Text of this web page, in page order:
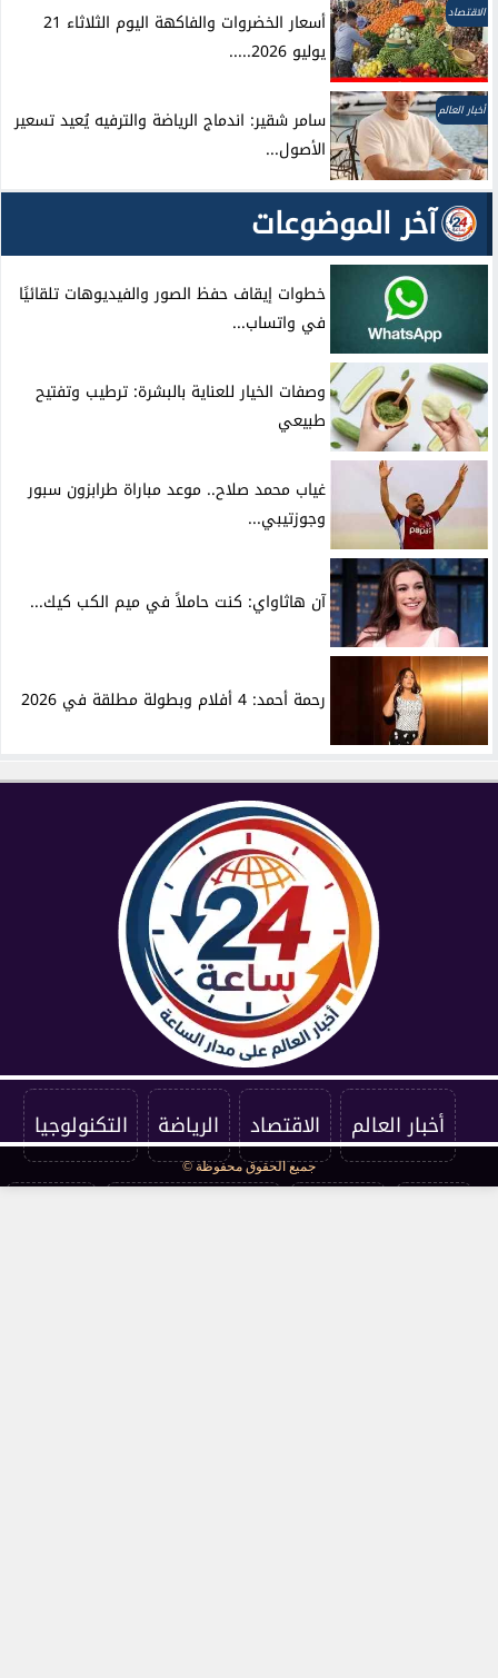
الاقتصاد
أسعار الخضروات والفاكهة اليوم الثلاثاء 21
يوليو 2026.....
أخبار العالم
سامر شقير: اندماج الرياضة والترفيه يُعيد تسعير
الأصول...
آخر الموضوعات
خطوات إيقاف حفظ الصور والفيديوهات تلقائيًا
في واتساب...
وصفات الخيار للعناية بالبشرة: ترطيب وتفتيح
طبيعي
غياب محمد صلاح.. موعد مباراة طرابزون سبور
وجوزتيبي...
آن هاثاواي: كنت حاملاً في ميم الكب كيك...
رحمة أحمد: 4 أفلام وبطولة مطلقة في 2026
أخبار العالم الاقتصاد الرياضة التكنولوجيا
جميع الحقوق محفوظة ©